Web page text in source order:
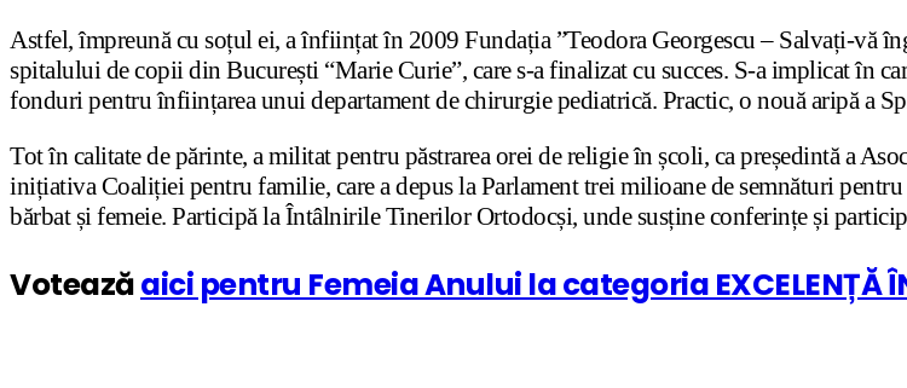
Astfel, împreună cu soțul ei, a înființat în 2009 Fundația ”Teodora Georgescu – Salvați-vă
spitalului de copii din București “Marie Curie”, care s-a finalizat cu succes. S-a implicat în
fonduri pentru înființarea unui departament de chirurgie pediatrică. Practic, o nouă aripă a
Tot în calitate de părinte, a militat pentru păstrarea orei de religie în școli, ca președintă a
inițiativa Coaliției pentru familie, care a depus la Parlament trei milioane de semnături
bărbat și femeie. Participă la Întâlnirile Tinerilor Ortodocși, unde susține conferințe și
Voteazăaici pentru Femeia Anului la categoria EXCELENȚĂ